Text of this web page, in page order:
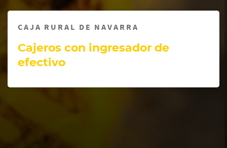
CAJA RURAL DE NAVARRA
Cajeros con ingresador de
efectivo